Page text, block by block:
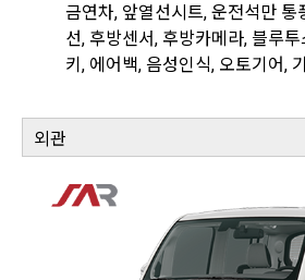
금연차, 앞열선시트, 운전석만 통
선, 후방센서, 후방카메라, 블루
키, 에어백, 음성인식, 오토기어,
외관